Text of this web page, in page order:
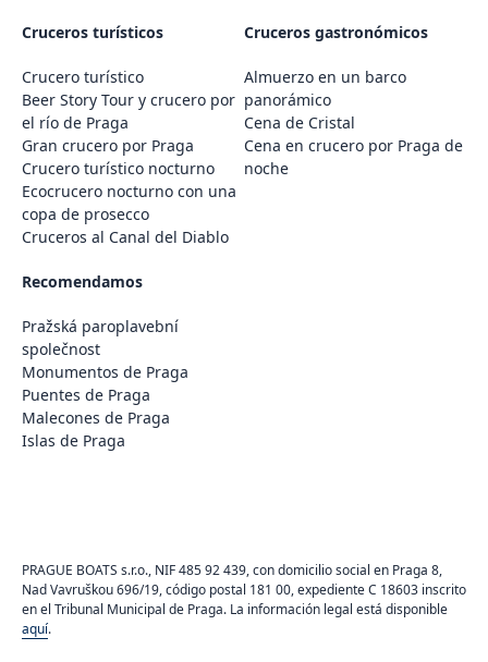
Cruceros turísticos
Crucero turístico
Beer Story Tour y crucero por
el río de Praga
Gran crucero por Praga
Crucero turístico nocturno
Ecocrucero nocturno con una
copa de prosecco
Cruceros al Canal del Diablo
Cruceros gastronómicos
Almuerzo en un barco
panorámico
Cena de Cristal
Cena en crucero por Praga de
noche
Recomendamos
Pražská paroplavební
společnost
Monumentos de Praga
Puentes de Praga
Malecones de Praga
Islas de Praga
PRAGUE BOATS s.r.o., NIF 485 92 439, con domicilio social en Praga 8,
Nad Vavruškou 696/19, código postal 181 00, expediente C 18603 inscrito
en el Tribunal Municipal de Praga. La información legal está disponible
aquí.